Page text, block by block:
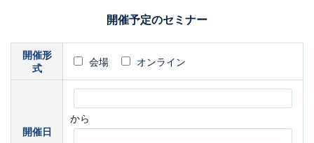
開催予定のセミナー
開催形
式
会場 オンライン
開催日
から